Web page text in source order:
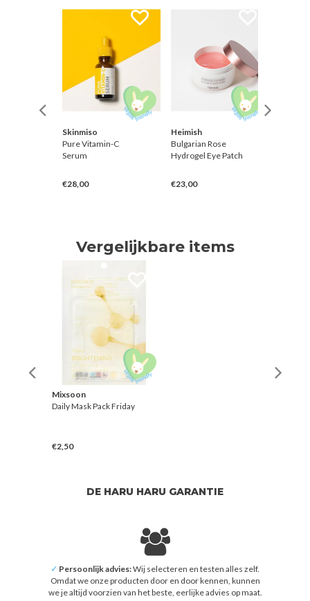
Skinmiso
Pure Vitamin-C
Serum
€28,00
Heimish
Bulgarian Rose
Hydrogel Eye Patch
€23,00
Vergelijkbare items
Mixsoon
Daily Mask Pack Friday
€2,50
DE HARU HARU GARANTIE
✓ Persoonlijk advies:Wij selecteren en testen alles zelf.
Omdat we onze producten door en door kennen, kunnen
we je altijd voorzien van het beste, eerlijke advies op maat.